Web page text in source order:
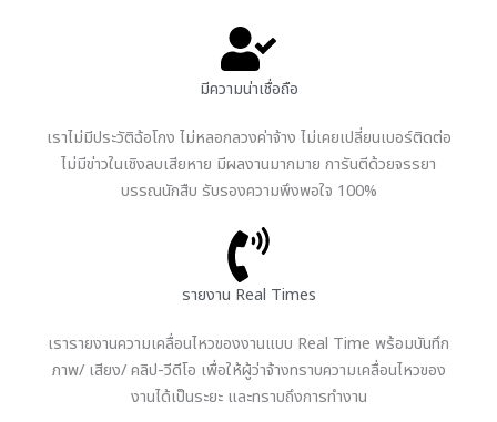
มีความน่าเชื่อถือ
เราไม่มีประวัติฉ้อโกง ไม่หลอกลวงค่าจ้าง ไม่เคยเปลี่ยนเบอร์ติดต่อ
ไม่มีข่าวในเชิงลบเสียหาย มีผลงานมากมาย การันตีด้วยจรรยา
บรรณนักสืบ รับรองความพึงพอใจ 100%
รายงาน Real Times
เรารายงานความเคลื่อนไหวของงานแบบ Real Time พร้อมบันทึก
ภาพ/ เสียง/ คลิป-วีดีโอ เพื่อให้ผู้ว่าจ้างทราบความเคลื่อนไหวของ
งานได้เป็นระยะ และทราบถึงการทำงาน